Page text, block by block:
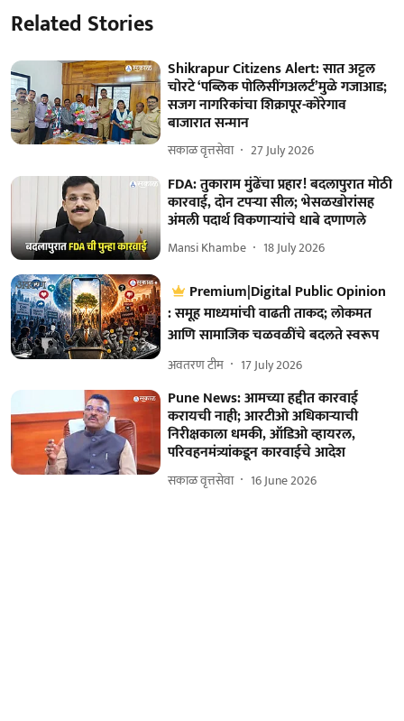
Related Stories
Shikrapur Citizens Alert: सात अट्टल
चोरटे ‘पब्लिक पोलिसींगअलर्ट’मुळे गजाआड;
सजग नागरिकांचा शिक्रापूर-कोरेगाव
बाजारात सन्मान
सकाळ वृत्तसेवा 27 July 2026
FDA: तुकाराम मुंढेंचा प्रहार! बदलापुरात मोठी
कारवाई, दोन टपऱ्या सील; भेसळखोरांसह
अंमली पदार्थ विकणाऱ्यांचे धाबे दणाणले
Mansi Khambe 18 July 2026
Premium|Digital Public Opinion
: समूह माध्यमांची वाढती ताकद; लोकमत
आणि सामाजिक चळवळींचे बदलते स्वरूप
अवतरण टीम 17 July 2026
Pune News: आमच्या हद्दीत कारवाई
करायची नाही; आरटीओ अधिकाऱ्याची
निरीक्षकाला धमकी, ऑडिओ व्हायरल,
परिवहनमंत्र्यांकडून कारवाईचे आदेश
सकाळ वृत्तसेवा 16 June 2026